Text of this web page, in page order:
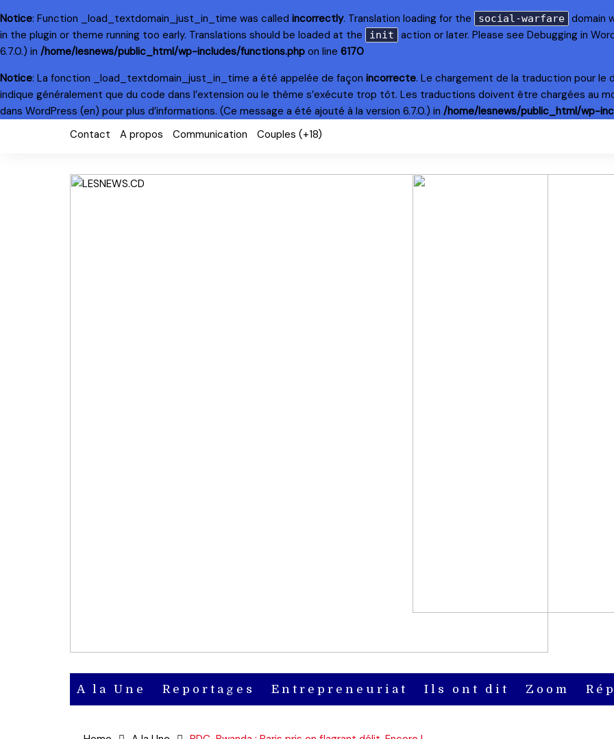
Notice: Function _load_textdomain_just_in_time was called incorrectly. Translation loading for the social-warfare domain
in the plugin or theme running too early. Translations should be loaded at the
init action or later. Please see Debugging in
6.7.0.) in /home/lesnews/public_html/wp-includes/functions.php on line 6170
Notice: La fonction _load_textdomain_just_in_time a été appelée de façon incorrecte. Le chargement de la traduction pour le
indique généralement que du code dans l’extension ou le thème s’exécute trop tôt. Les traductions doivent être chargées au
dans WordPress (en) pour plus d’informations. (Ce message a été ajouté à la version 6.7.0.) in /home/lesnews/public_html/wp-
Contact A propos Communication Couples (+18)
A la Une Reportages Entrepreneuriat Ils ont dit Zoom